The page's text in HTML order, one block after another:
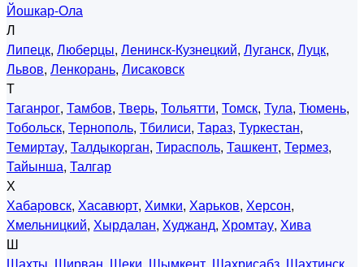
Йошкар-Ола
Л
Липецк, Люберцы, Ленинск-Кузнецкий, Луганск, Луцк,
Львов, Ленкорань, Лисаковск
Т
Таганрог, Тамбов, Тверь, Тольятти, Томск, Тула, Тюмень,
Тобольск, Тернополь, Тбилиси, Тараз, Туркестан,
Темиртау, Талдыкорган, Тирасполь, Ташкент, Термез,
Тайынша, Талгар
Х
Хабаровск, Хасавюрт, Химки, Харьков, Херсон,
Хмельницкий, Хырдалан, Худжанд, Хромтау, Хива
Ш